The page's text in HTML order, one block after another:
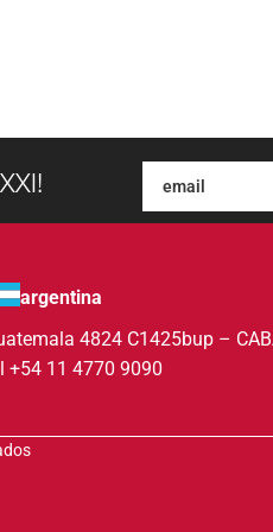
argentina
4824 C1425bup –
+54 11 4770 9090